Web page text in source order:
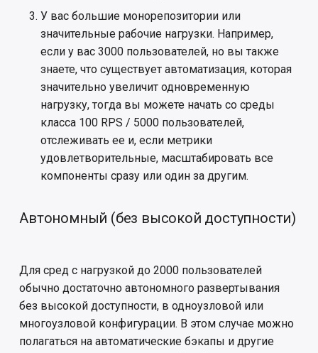
У вас большие монорепозитории или
значительные рабочие нагрузки. Например,
если у вас 3000 пользователей, но вы также
знаете, что существует автоматизация, которая
значительно увеличит одновременную
нагрузку, тогда вы можете начать со среды
класса 100 RPS / 5000 пользователей,
отслеживать ее и, если метрики
удовлетворительные, масштабировать все
компоненты сразу или один за другим.
Автономный (без высокой доступности)
Для сред с нагрузкой до 2000 пользователей
обычно достаточно автономного развертывания
без высокой доступности, в одноузловой или
многоузловой конфигурации. В этом случае можно
полагаться на автоматические бэкапы и другие